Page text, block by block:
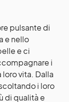
pulsante di
e nello
e ci
i
vita. Dalla
i loro
di qualità e